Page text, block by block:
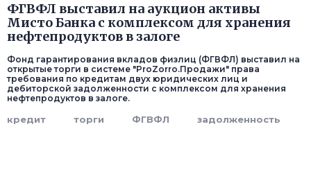
ФГВФЛ выставил на аукцион активы
Мисто Банка с комплексом для хранения
нефтепродуктов в залоге
Фонд гарантирования вкладов физлиц (ФГВФЛ) выставил на
открытые торги в системе "ProZorro.Продажи" права
требования по кредитам двух юридических лиц и
дебиторской задолженности с комплексом для хранения
нефтепродуктов в залоге.
кредит торги ФГВФЛ задолженность